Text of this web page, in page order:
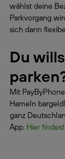
wählst deine
Parkvorgang
sich dann
Du
Mit
Hameln
ganz
App. Hier